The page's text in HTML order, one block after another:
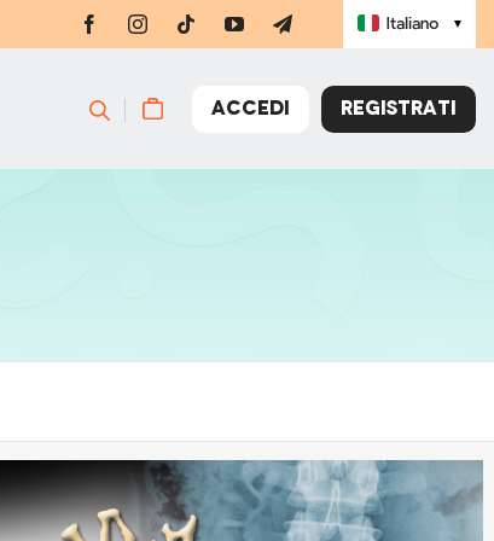
Italiano ▼
REGISTRATI
ACCEDI